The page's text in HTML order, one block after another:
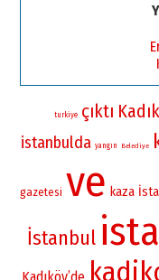
turkiye çıktı
istanbulda yangın Belediye
gazetesi ve kaza
İstanbul
Kadıköy’de